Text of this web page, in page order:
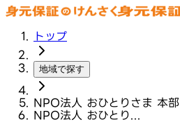
トップ
地域で探す
NPO法人 おひとりさま 本部
NPO法人 おひとり...